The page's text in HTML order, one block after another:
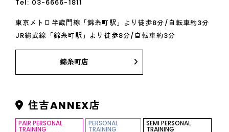
Tel: 03-6666-1811
東京メトロ半蔵門線「錦糸町駅」より徒歩8分/自転車約3分
JR総武線「錦糸町駅」より徒歩8分/自転車約3分
錦糸町店
住吉ANNEX店
PAIR PERSONAL
TRAINING
PERSONAL
TRAINING
SEMI PERSONAL
TRAINING